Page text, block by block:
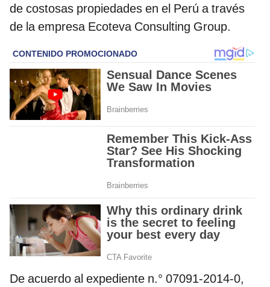
de costosas propiedades en el Perú a través
de la empresa Ecoteva Consulting Group.
De acuerdo al expediente n.° 07091-2014-0,